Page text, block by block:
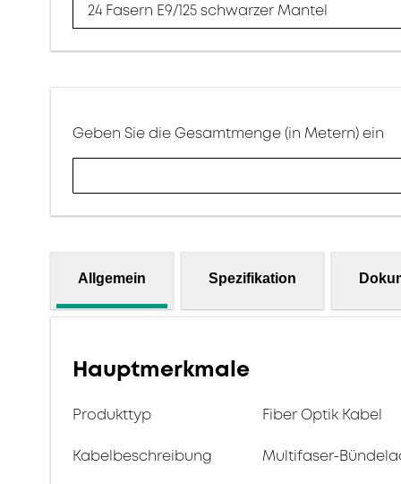
24 Fasern E9/125 schwarzer Mantel
Geben Sie die Gesamtmenge (in Metern) ein
Allgemein Spezifikation
Hauptmerkmale
Produkttyp Fiber Optik Kabel
Kabelbeschreibung Multifaser-